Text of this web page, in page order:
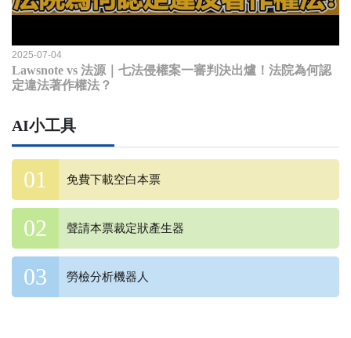
2025-07-04
Lawsnote vs 法源｜七法侵權案一審判決出爐！法院為何認
定違法著作權法？
AI小工具
免費下載空白本票
聲請本票裁定狀產生器
勞檢分析機器人